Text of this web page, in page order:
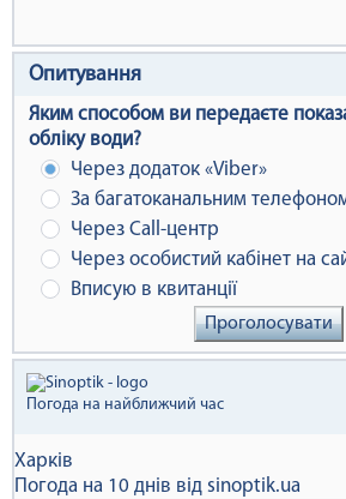
Опитування
Яким способом ви передаєте
обліку води?
Через додаток «Viber»
За багатоканальним
Через Сall-центр
Через особистий кабінет на
Вписую в квитанції
Проголосувати
Погода на найближчий час
Харків
Погода на 10 днів від sinoptik.ua